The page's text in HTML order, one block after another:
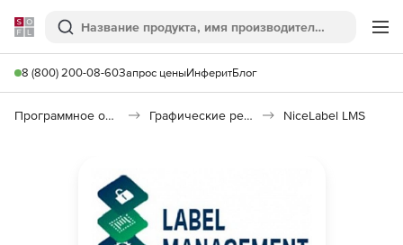
Softline
Поиск
8 (800) 200-08-60Запрос ценыИнферитБлог
Программное обеспечение для графики и дизайна Графические редакторы NiceLabel LMS